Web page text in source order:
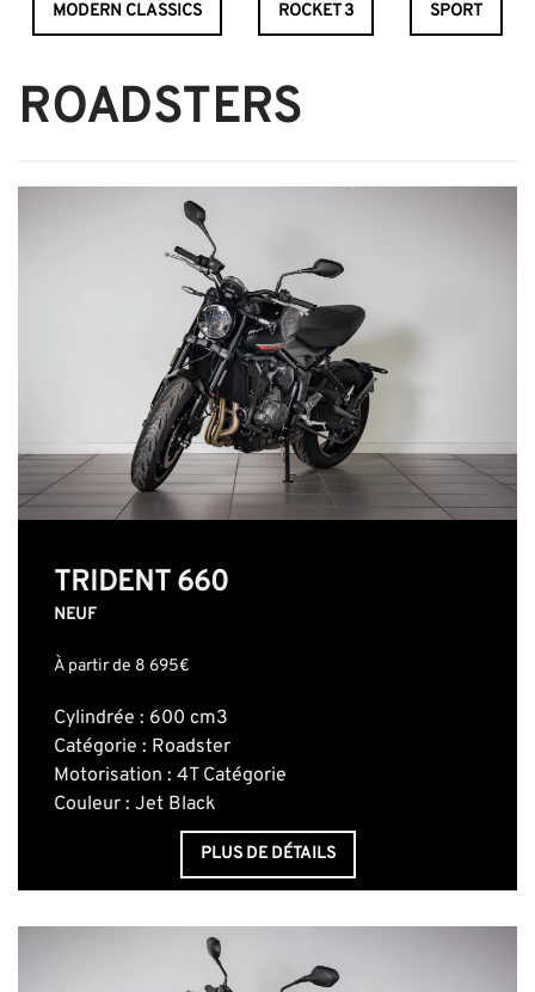
MODERN CLASSICS ROCKET 3 SPORT
ROADSTERS
TRIDENT 660
NEUF
À partir de 8 695€
Cylindrée : 600 cm3
Catégorie : Roadster
Motorisation : 4T Catégorie
Couleur : Jet Black
PLUS DE DÉTAILS